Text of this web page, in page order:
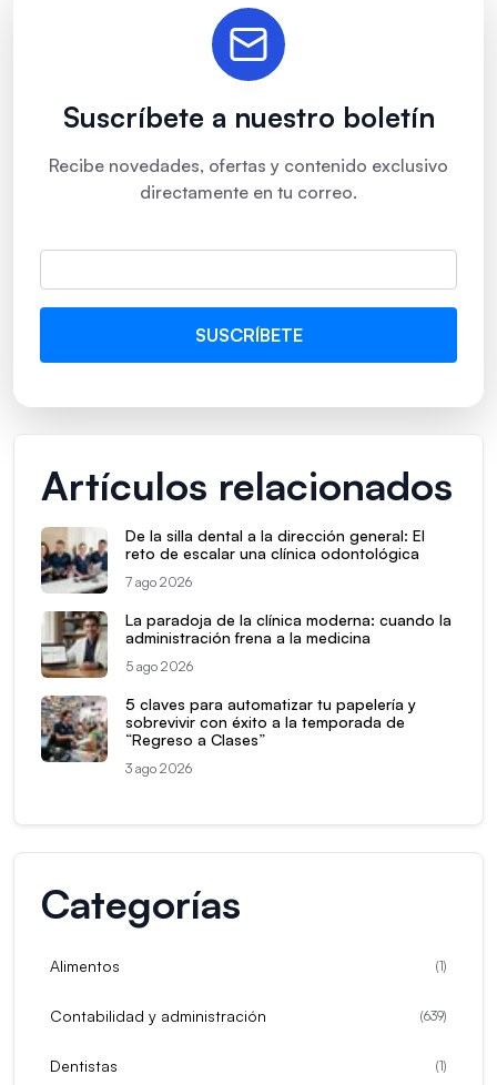
Suscríbete a nuestro boletín
Recibe novedades, ofertas y contenido exclusivo
directamente en tu correo.
Artículos relacionados
De la silla dental a la dirección general: El
reto de escalar una clínica odontológica
7 ago 2026
La paradoja de la clínica moderna: cuando la
administración frena a la medicina
5 ago 2026
5 claves para automatizar tu papelería y
sobrevivir con éxito a la temporada de
“Regreso a Clases”
3 ago 2026
Categorías
Alimentos (1)
Contabilidad y administración (639)
Dentistas (1)